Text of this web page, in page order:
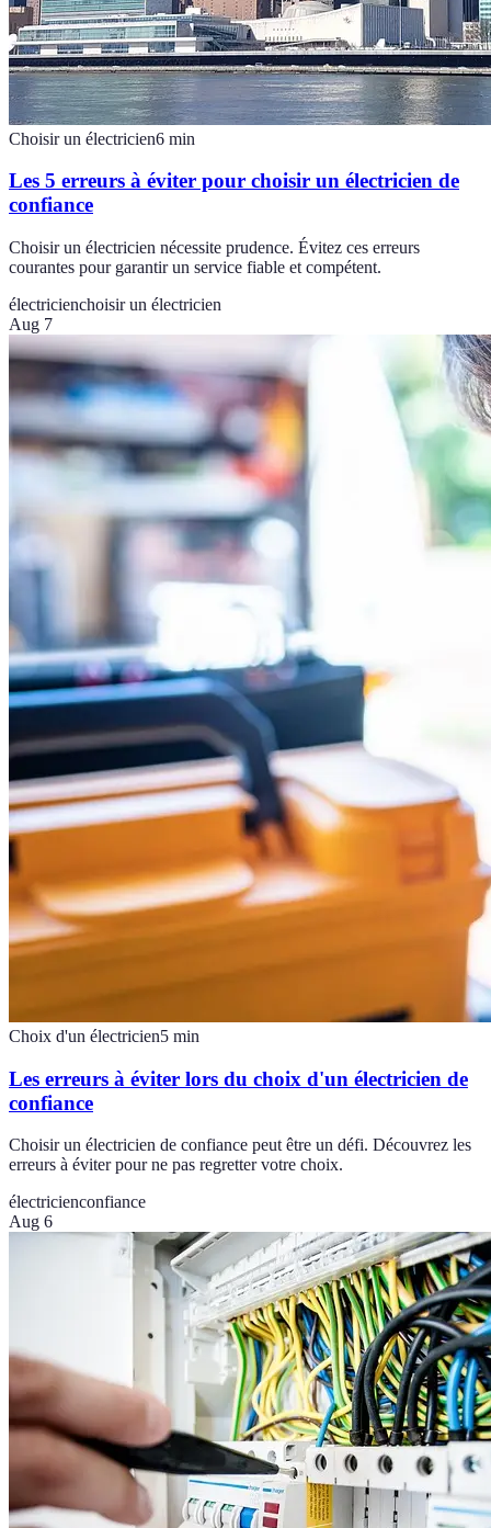
Choisir un électricien6 min
Les 5 erreurs à éviter pour choisir un électricien de
confiance
Choisir un électricien nécessite prudence. Évitez ces erreurs
courantes pour garantir un service fiable et compétent.
électricienchoisir un électricien
Aug 7
Choix d'un électricien5 min
Les erreurs à éviter lors du choix d'un électricien de
confiance
Choisir un électricien de confiance peut être un défi. Découvrez les
erreurs à éviter pour ne pas regretter votre choix.
électricienconfiance
Aug 6